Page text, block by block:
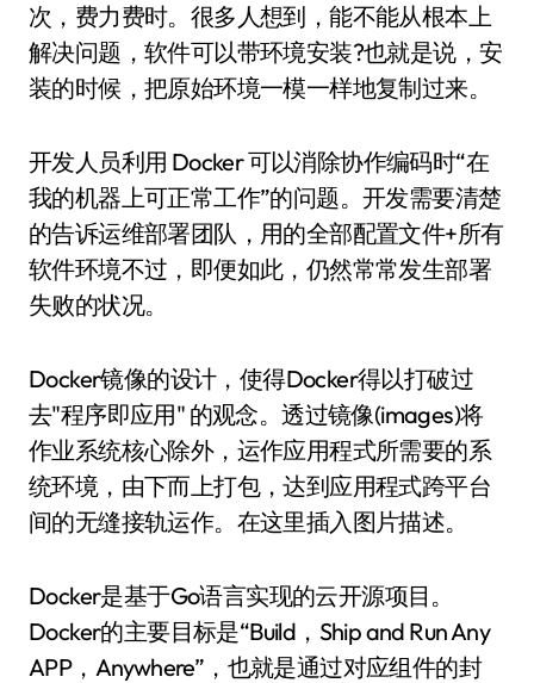
次，费力费时。很多人想到，能不能从根本上
解决问题，软件可以带环境安装?也就是说，安
装的时候，把原始环境一模一样地复制过来。
开发人员利用 Docker 可以消除协作编码时“在
我的机器上可正常工作”的问题。开发需要清楚
的告诉运维部署团队，用的全部配置文件+所有
软件环境不过，即便如此，仍然常常发生部署
失败的状况。
Docker镜像的设计，使得Docker得以打破过
去"程序即应用" 的观念。透过镜像(images)将
作业系统核心除外，运作应用程式所需要的系
统环境，由下而上打包，达到应用程式跨平台
间的无缝接轨运作。在这里插入图片描述。
Docker是基于Go语言实现的云开源项目。
Docker的主要目标是“Build，Ship and Run Any
APP，Anywhere”，也就是通过对应组件的封